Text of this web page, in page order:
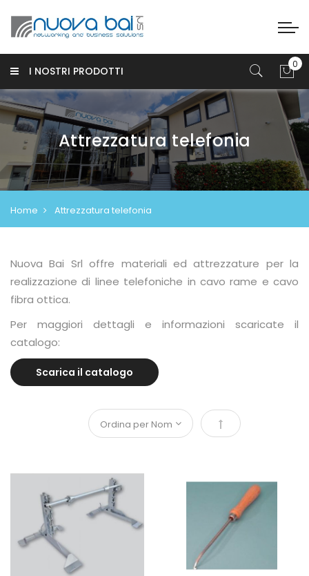
I NOSTRI PRODOTTI
Attrezzatura telefonia
Home Attrezzatura telefonia
Nuova Bai Srl offre materiali ed attrezzature per la
realizzazione di linee telefoniche in cavo rame e cavo
fibra ottica.
Per maggiori dettagli e informazioni scaricate il
catalogo:
Scarica il catalogo
Imposta la